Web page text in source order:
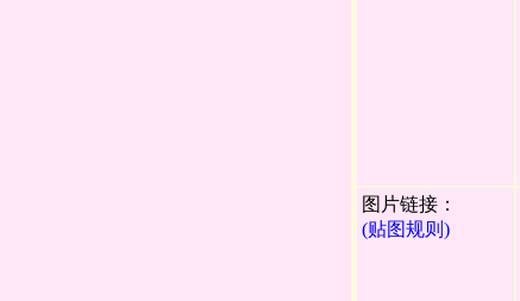
图片链接：
(贴图规则)